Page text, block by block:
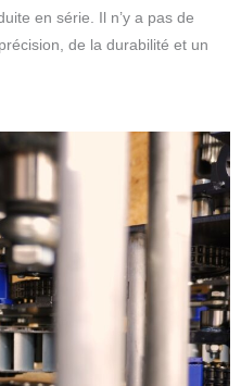
en série. Il n’y a pas de
de la durabilité et un